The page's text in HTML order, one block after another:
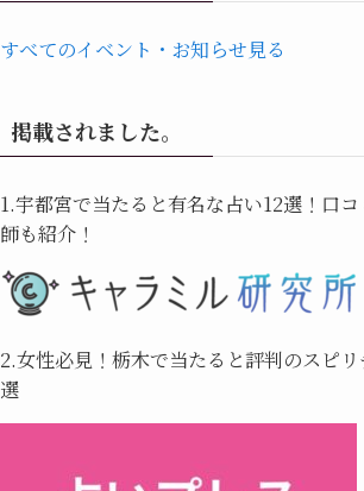
すべてのイベント・お知らせ見る
掲載されました。
1.宇都宮で当たると有名な占い12選！口
師も紹介！
2.女性必見！栃木で当たると評判のスピ
選